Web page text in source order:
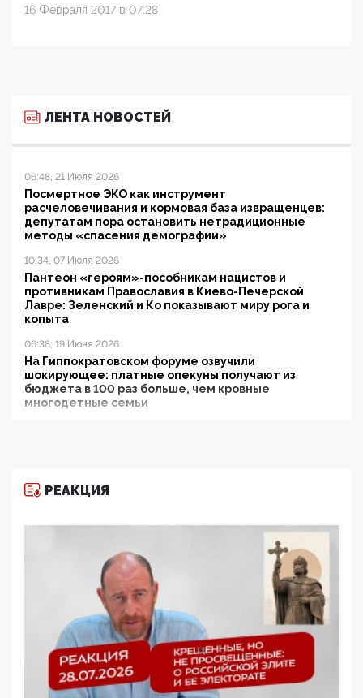
16 Февраля 2017 в 07:28
ЛЕНТА НОВОСТЕЙ
06:48, 21 Июля 2026
Посмертное ЭКО как инструмент
расчеловечивания и кормовая база извращенцев:
депутатам пора остановить нетрадиционные
методы «спасения демографии»
10:34, 07 Июля 2026
Пантеон «героям»-пособникам нацистов и
противникам Православия в Киево-Печерской
Лавре: Зеленский и Ко показывают миру рога и
копыта
06:38, 19 Июня 2026
На Гиппократовском форуме озвучили
шокирующее: платные опекуны получают из
бюджета в 100 раз больше, чем кровные
многодетные семьи
11:53, 09 Июня 2026
деятельность ИИТО ЮНЕСКО в России, но
цифроглобалисты продолжают определять
повестку в образовании
09:43, 01 Июня 2026
5G за счет здоровья граждан: Минцифры намерено
отобрать у регионов и муниципалитетов право
защищать жилые дома и социальные объекты от
05:58, 26 Мая 2026
Роскомнадзор освободили от борца с
РЕАКЦИЯ